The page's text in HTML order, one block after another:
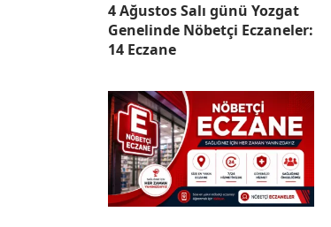
4 Ağustos Salı günü Yozgat
Genelinde Nöbetçi Eczaneler:
14 Eczane